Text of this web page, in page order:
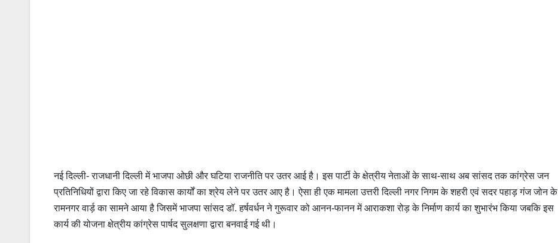
नई दिल्ली- राजधानी दिल्ली में भाजपा ओछी और घटिया राजनीति पर उतर आई है। इस पार्टी के क्षेत्रीय नेताओं के साथ-साथ अब सांसद तक कांग्रेस जन
प्रतिनिधियों द्वारा किए जा रहे विकास कार्यों का श्रेय लेने पर उतर आए है। ऐसा ही एक मामला उत्तरी दिल्ली नगर निगम के शहरी एवं सदर पहाड़ गंज जोन के
रामनगर वार्ड़ का सामने आया है जिसमें भाजपा सांसद डॉ. हर्षवर्धन ने गुरूवार को आनन-फानन में आराकशा रोड़ के निर्माण कार्य का शुभारंभ किया जबकि इस
कार्य की योजना क्षेत्रीय कांग्रेस पार्षद सुलक्षणा द्वारा बनवाई गई थी।